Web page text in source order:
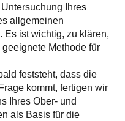
Ihres
allgemeinen
Es ist wichtig, zu klären,
Methode für
feststeht, dass die
kommt, fertigen wir
Ihres Ober- und
als Basis für die